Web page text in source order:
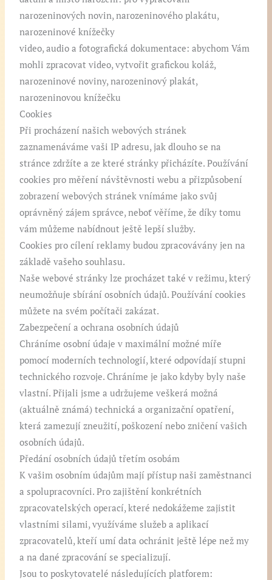
narozeninových novin, narozeninového plakátu,
narozeninové knížečky
video, audio a fotografická dokumentace: abychom Vám
mohli zpracovat video, vytvořit grafickou koláž,
narozeninové noviny, narozeninový plakát,
narozeninovou knížečku
Cookies
Při procházení našich webových stránek
zaznamenáváme vaši IP adresu, jak dlouho se na
stránce zdržíte a ze které stránky přicházíte. Používání
cookies pro měření návštěvnosti webu a přizpůsobení
zobrazení webových stránek vnímáme jako svůj
oprávněný zájem správce, neboť věříme, že díky tomu
vám můžeme nabídnout ještě lepší služby.
Cookies pro cílení reklamy budou zpracovávány jen na
základě vašeho souhlasu.
Naše webové stránky lze procházet také v režimu, který
neumožňuje sbírání osobních údajů. Používání cookies
můžete na svém počítači zakázat.
Zabezpečení a ochrana osobních údajů
Chráníme osobní údaje v maximální možné míře
pomocí moderních technologií, které odpovídají stupni
technického rozvoje. Chráníme je jako kdyby byly naše
vlastní. Přijali jsme a udržujeme veškerá možná
(aktuálně známá) technická a organizační opatření,
která zamezují zneužití, poškození nebo zničení vašich
osobních údajů.
Předání osobních údajů třetím osobám
K vašim osobním údajům mají přístup naši zaměstnanci
a spolupracovníci. Pro zajištění konkrétních
zpracovatelských operací, které nedokážeme zajistit
vlastními silami, využíváme služeb a aplikací
zpracovatelů, kteří umí data ochránit ještě lépe než my
a na dané zpracování se specializují.
Jsou to poskytovatelé následujících platforem: